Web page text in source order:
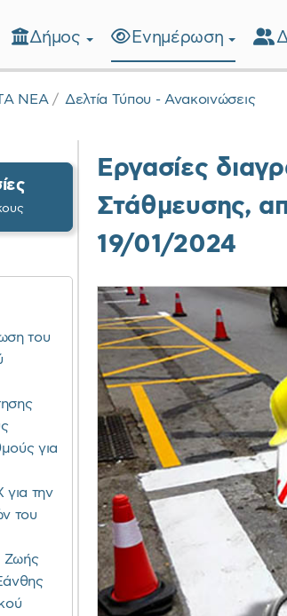
Δήμος Ενημέρωση
ΝΕΑ Δελτία Τύπου - Ανακοινώσεις
Εργασίες
Στάθμευσης,
19/01/2024
του
για
την
του
Ζωής